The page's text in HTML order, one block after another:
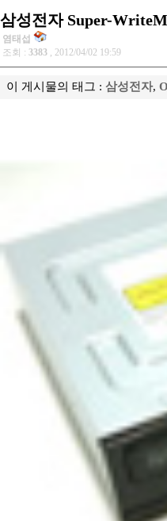
삼성전자 Super-
염태섭
조회 : 3383 , 2012/04/02 19:59
이 게시물의 태그 : 삼성전자,